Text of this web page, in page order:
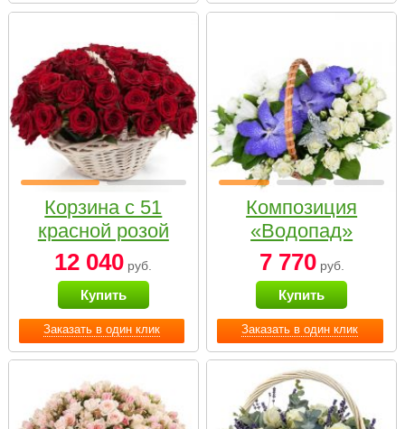
Заказать в один клик
Корзина с 51
красной розой
12 040 руб.
Купить
Заказать в один клик
Композиция
«Водопад»
7 770руб.
Купить